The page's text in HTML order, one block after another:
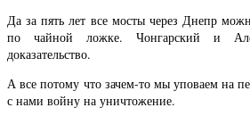
Да за пять лет все мосты через Днепр
по чайной ложке. Чонгарский и
доказательство.
А все потому что зачем-то мы уповаем на
с нами войну на уничтожение.